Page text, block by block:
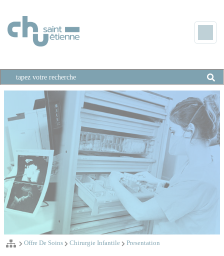
Offre De Soins Chirurgie Infantile Presentation